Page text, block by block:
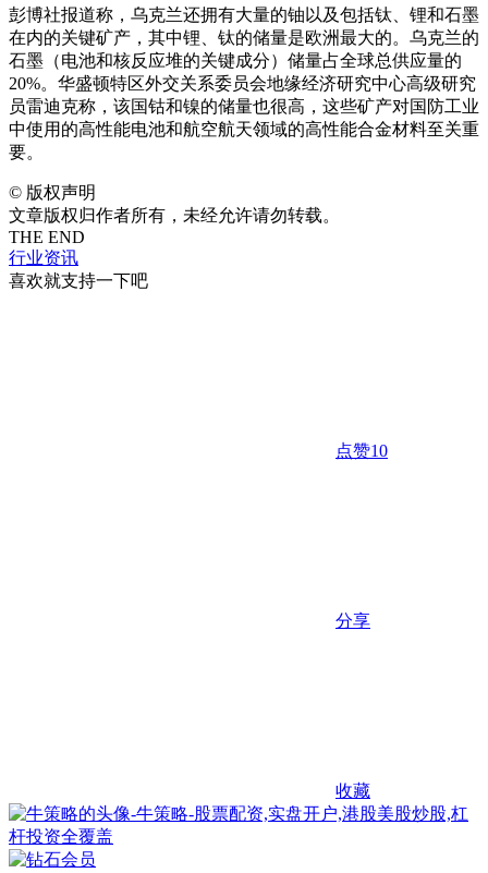
彭博社报道称，乌克兰还拥有大量的铀以及包括钛、锂和石墨
在内的关键矿产，其中锂、钛的储量是欧洲最大的。乌克兰的
石墨（电池和核反应堆的关键成分）储量占全球总供应量的
20%。华盛顿特区外交关系委员会地缘经济研究中心高级研究
员雷迪克称，该国钴和镍的储量也很高，这些矿产对国防工业
中使用的高性能电池和航空航天领域的高性能合金材料至关重
要。
© 版权声明
文章版权归作者所有，未经允许请勿转载。
THE END
行业资讯
喜欢就支持一下吧
点赞10
分享
收藏